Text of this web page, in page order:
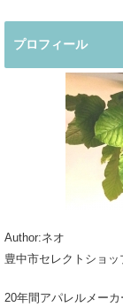
プロフィール
Author:ネオ
豊中市セレクトショッ
20年間アパレルメー